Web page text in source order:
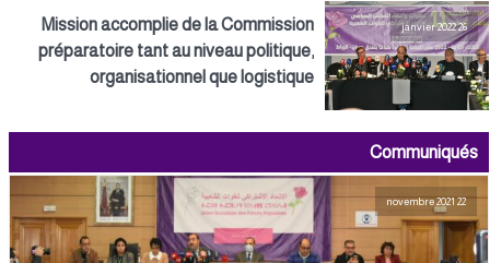
26 janvier 2022
Mission accomplie de la Commission
préparatoire tant au niveau politique,
organisationnel que logistique
Communiqués
22 novembre 2021